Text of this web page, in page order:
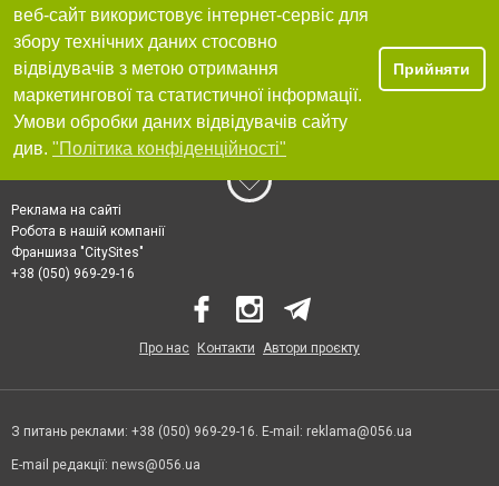
веб-сайт використовує інтернет-сервіс для
збору технічних даних стосовно
відвідувачів з метою отримання
маркетингової та статистичної інформації.
Умови обробки даних відвідувачів сайту
див. "Політика конфіденційності"
Прийняти
Реклама на сайті
Робота в нашій компанії
Франшиза "CitySites"
+38 (050) 969-29-16
Про нас Контакти Автори проєкту
З питань реклами: +38 (050) 969-29-16. E-mail: reklama@056.ua
E-mail редакції: news@056.ua